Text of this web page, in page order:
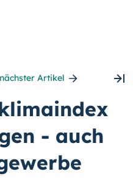
nächster Artikel
- auch